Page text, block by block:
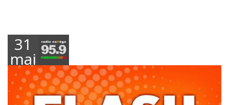
31
mai
2021